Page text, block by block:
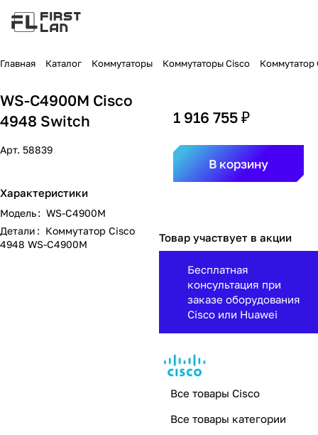
Главная Каталог Коммутаторы Коммутаторы Cisco Коммутатор
WS-C4900M Cisco
4948 Switch
Арт. 58839
Характеристики
Модель: WS-C4900M
Детали: Коммутатор Cisco
4948 WS-C4900M
1 916 755 ₽
В корзину
Товар участвует в акции
Бесплатная
консультация при
заказе оборудования
Cisco или Huawei
Все товары Cisco
Все товары категории